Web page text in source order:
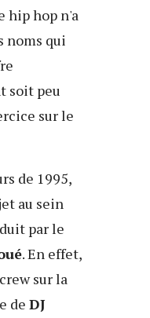
hip hop n'a
noms qui
soit peu
sur le
de 1995,
au sein
par le
. En effet,
sur la
de DJ